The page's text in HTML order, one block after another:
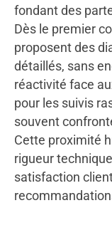
fondant des
Dès le premier
proposent des
détaillés, sans
réactivité face
pour les suivis
souvent
Cette proximité
rigueur
satisfaction